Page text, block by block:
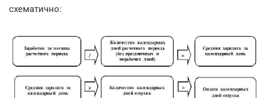
схематично: